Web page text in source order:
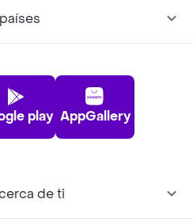
play AppGallery
de ti